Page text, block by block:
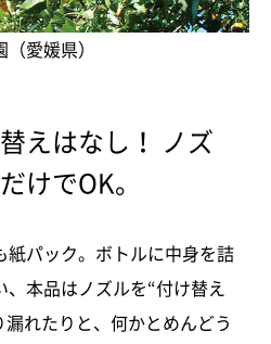
愛媛県）
えはなし！ ノズ
けでOK。
紙パック。ボトルに中身を詰
本品はノズルを“付け替え
漏れたりと、何かとめんどう